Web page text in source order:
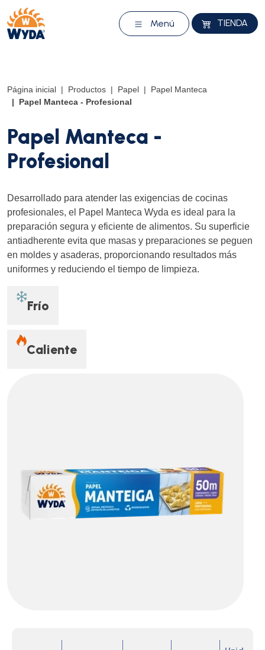
Menú TIENDA
Página inicial Productos Papel
Papel Manteca
Papel Manteca - Profesional
Papel Manteca -
Profesional
Desarrollado para atender las exigencias de cocinas
profesionales, el Papel Manteca Wyda es ideal para la
preparación segura y eficiente de alimentos. Su superficie
antiadherente evita que masas y preparaciones se peguen
en moldes y asaderas, proporcionando resultados más
uniformes y reduciendo el tiempo de limpieza.
Frío
Caliente